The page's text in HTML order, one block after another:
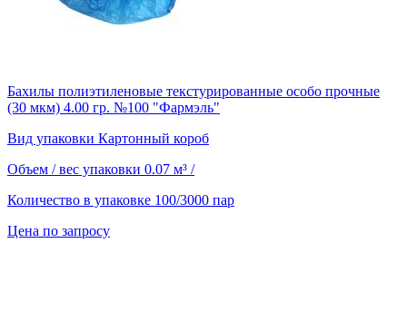
Бахилы полиэтиленовые текстурированные особо прочные
(30 мкм) 4.00 гр. №100 "Фармэль"
Вид упаковки Картонный короб
Объем / вес упаковки 0.07 м³ /
Количество в упаковке 100/3000 пар
Цена по запросу